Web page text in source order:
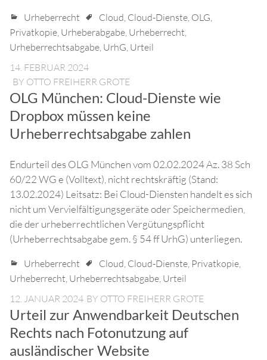
Urheberrecht Cloud, Cloud-Dienste, OLG,
Privatkopie, Urheberabgabe, Urheberrecht,
Urheberrechtsabgabe, UrhG, Urteil
14. FEBRUAR 2024
BY OTTO FREIHERR GROTE
OLG München: Cloud-Dienste wie
Dropbox müssen keine
Urheberrechtsabgabe zahlen
Endurteil des OLG München vom 02.02.2024 Az. 38 Sch
60/22 WG e (Volltext), nicht rechtskräftig (Stand:
13.02.2024) Leitsatz: Bei Cloud-Diensten handelt es sich
nicht um Vervielfältigungsgeräte oder Speichermedien,
die der urheberrechtlichen Vergütungspflicht
(Urheberrechtsabgabe gem. § 54 ff UrhG) unterliegen.
Urheberrecht Cloud, Cloud-Dienste, Privatkopie,
Urheberrecht, Urheberrechtsabgabe, Urteil
12. JANUAR 2024 BY OTTO FREIHERR GROTE
Urteil zur Anwendbarkeit Deutschen
Rechts nach Fotonutzung auf
ausländischer Website